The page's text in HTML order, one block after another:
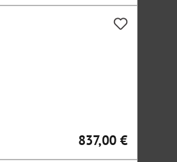
Regulärer Preis:
837,00 €